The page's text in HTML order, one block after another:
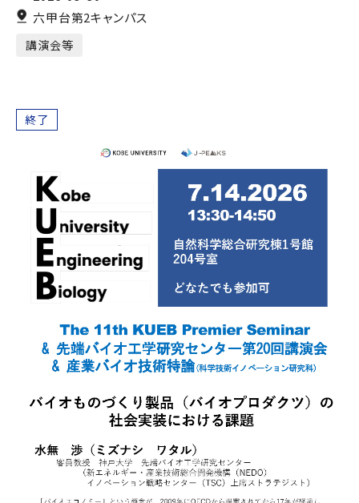
六甲台第2キャンパス
講演会等
終了